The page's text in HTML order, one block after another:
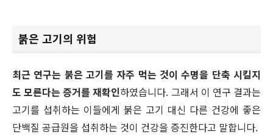
붉은 고기의 위험
최근 연구는 붉은 고기를 자주 먹는 것이 수명을 단축 시킬지
도 모른다는 증거를 재확인하였습니다. 그래서 이 연구 결과는
고기를 섭취하는 이들에게 붉은 고기 대신 다른 건강에 좋은
단백질 공급원을 섭취하는 것이 건강을 증진한다고 말합니다.